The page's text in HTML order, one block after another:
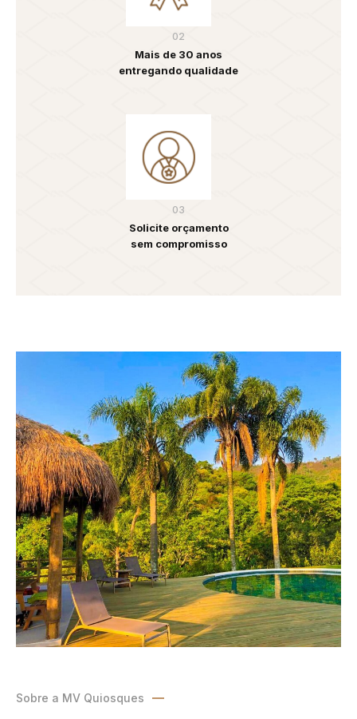
02
Mais de 30 anos
entregando qualidade
03
Solicite orçamento
sem compromisso
Sobre a MV Quiosques